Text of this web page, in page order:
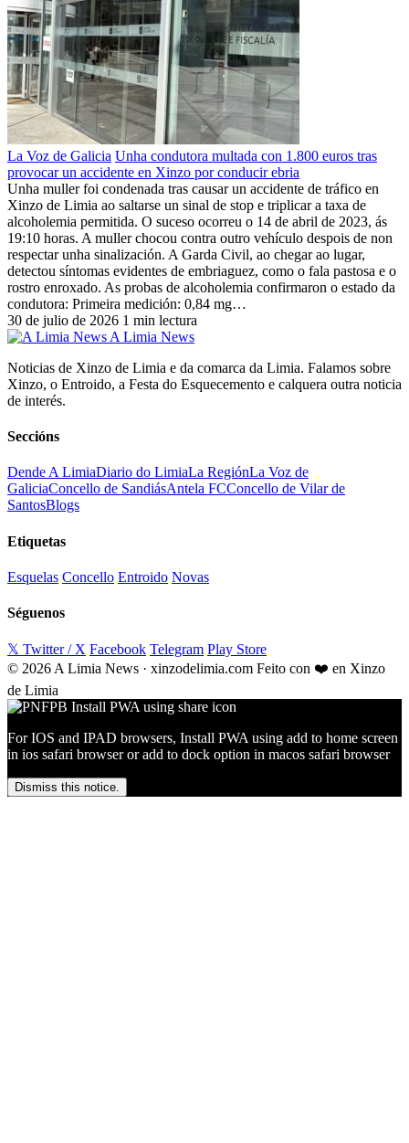
La Voz de Galicia Unha condutora multada con 1.800 euros tras
provocar un accidente en Xinzo por conducir ebria
Unha muller foi condenada tras causar un accidente de tráfico en
Xinzo de Limia ao saltarse un sinal de stop e triplicar a taxa de
alcoholemia permitida. O suceso ocorreu o 14 de abril de 2023, ás
19:10 horas. A muller chocou contra outro vehículo despois de non
respectar unha sinalización. A Garda Civil, ao chegar ao lugar,
detectou síntomas evidentes de embriaguez, como o fala pastosa e o
rostro enroxado. As probas de alcoholemia confirmaron o estado da
condutora: Primeira medición: 0,84 mg…
30 de julio de 2026 1 min lectura
A Limia News
Noticias de Xinzo de Limia e da comarca da Limia. Falamos sobre
Xinzo, o Entroido, a Festa do Esquecemento e calquera outra noticia
de interés.
Seccións
Dende A LimiaDiario do LimiaLa RegiónLa Voz de
GaliciaConcello de SandiásAntela FCConcello de Vilar de
SantosBlogs
Etiquetas
Esquelas Concello Entroido Novas
Séguenos
𝕏 Twitter / X Facebook Telegram Play Store
© 2026 A Limia News · xinzodelimia.com Feito con ❤️ en Xinzo
de Limia
For IOS and IPAD browsers, Install PWA using add to home screen
in ios safari browser or add to dock option in macos safari browser
Dismiss this notice.